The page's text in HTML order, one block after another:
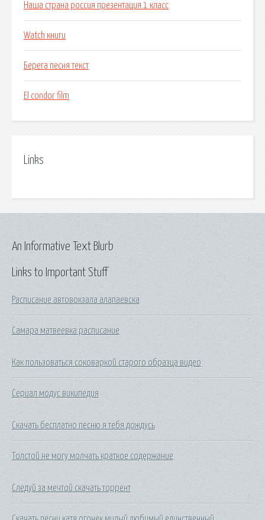
Наша страна россия презентация 1 класс
Watch книги
Берега песня текст
El condor film
Links
Links to Important Stuff
Расписание автовокзала алапаевска
Самара матвеевка расписание
Как пользоваться соковаркой старого образца видео
Сериал модус википедия
Скачать бесплатно песню я тебя дождусь
Толстой не могу молчать краткое содержание
Следуй за мечтой скачать торрент
An Informative Text Blurb